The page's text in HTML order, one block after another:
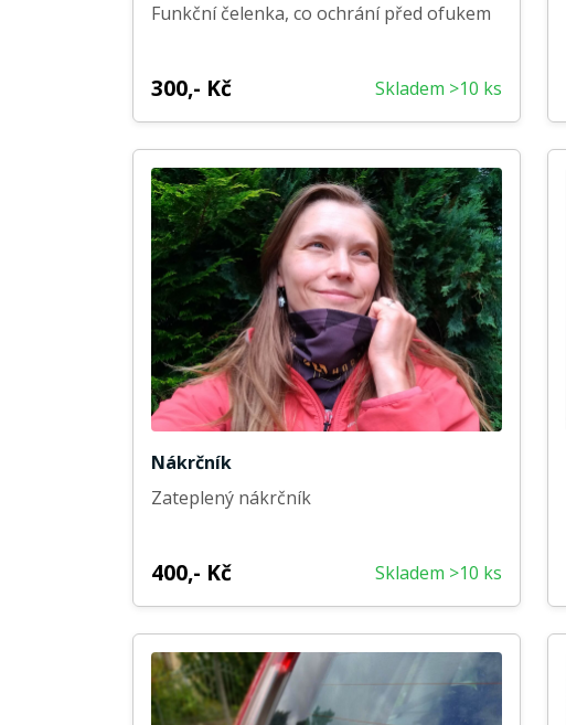
Funkční čelenka, co ochrání před ofukem
300,- Kč Skladem >10 ks
Nákrčník
Zateplený nákrčník
400,- Kč Skladem >10 ks